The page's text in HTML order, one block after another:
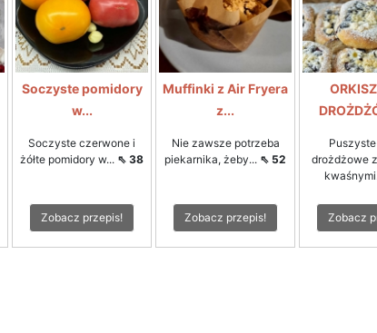
Soczyste pomidory
w...
Soczyste czerwone i
żółte pomidory w... ⇖ 38
Zobacz przepis!
Muffinki z Air Fryera
z...
Nie zawsze potrzeba
piekarnika, żeby... ⇖ 52
Zobacz przepis!
drożdżowe
Zobacz